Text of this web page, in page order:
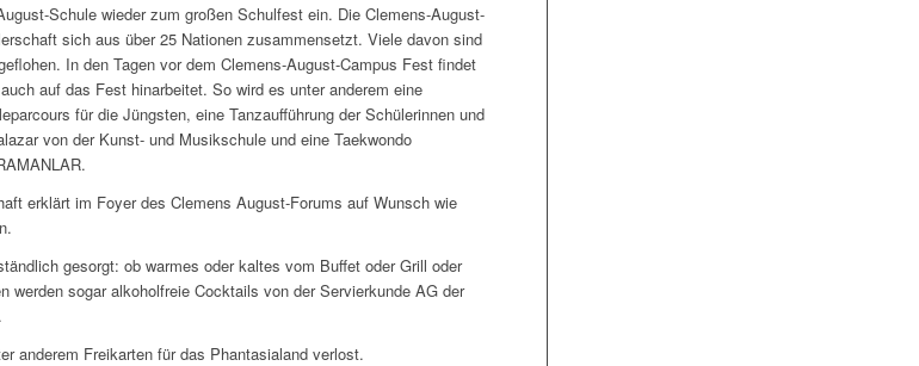
Schule wieder zum großen Schulfest ein. Die Clemens-August-
sich aus über 25 Nationen zusammensetzt. Viele davon sind
In den Tagen vor dem Clemens-August-Campus Fest findet
auf das Fest hinarbeitet. So wird es unter anderem eine
für die Jüngsten, eine Tanzaufführung der Schülerinnen und
von der Kunst- und Musikschule und eine Taekwondo
erklärt im Foyer des Clemens August-Forums auf Wunsch wie
gesorgt: ob warmes oder kaltes vom Buffet oder Grill oder
werden sogar alkoholfreie Cocktails von der Servierkunde AG der
anderem Freikarten für das Phantasialand verlost.